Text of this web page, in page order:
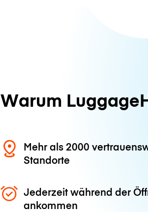
Warum
Mehr als 2000
Standorte
Jederzeit während der
ankommen